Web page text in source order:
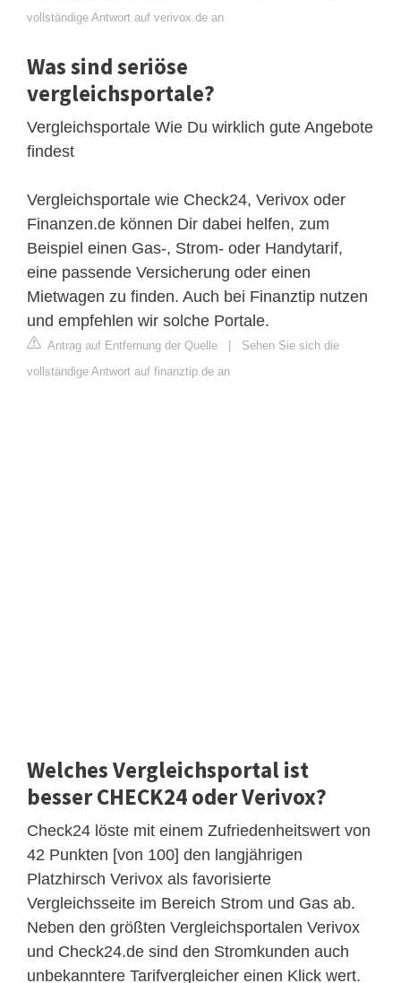
vollständige Antwort auf verivox.de an
Was sind seriöse
vergleichsportale?
Vergleichsportale Wie Du wirklich gute Angebote
findest
Vergleichsportale wie Check24, Verivox oder
Finanzen.de können Dir dabei helfen, zum
Beispiel einen Gas-, Strom- oder Handytarif,
eine passende Versicherung oder einen
Mietwagen zu finden. Auch bei Finanztip nutzen
und empfehlen wir solche Portale.
Antrag auf Entfernung der Quelle
Sehen Sie sich die
vollständige Antwort auf finanztip.de an
Welches Vergleichsportal ist
besser CHECK24 oder Verivox?
Check24 löste mit einem Zufriedenheitswert von
42 Punkten [von 100] den langjährigen
Platzhirsch Verivox als favorisierte
Vergleichsseite im Bereich Strom und Gas ab.
Neben den größten Vergleichsportalen Verivox
und Check24.de sind den Stromkunden auch
unbekanntere Tarifvergleicher einen Klick wert.